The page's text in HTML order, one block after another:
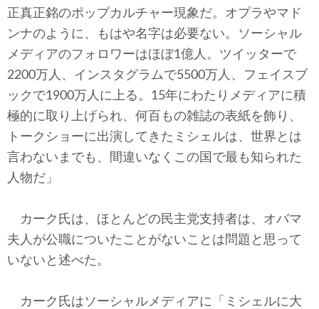
正真正銘のポップカルチャー現象だ。オプラやマド
ンナのように、もはや名字は必要ない。ソーシャル
メディアのフォロワーはほぼ1億人。ツイッターで
2200万人、インスタグラムで5500万人、フェイスブ
ックで1900万人に上る。15年にわたりメディアに積
極的に取り上げられ、何百もの雑誌の表紙を飾り、
トークショーに出演してきたミシェルは、世界とは
言わないまでも、間違いなくこの国で最も知られた
人物だ」
カーク氏は、ほとんどの民主党支持者は、オバマ
夫人が公職についたことがないことは問題と思って
いないと述べた。
カーク氏はソーシャルメディアに「ミシェルに大